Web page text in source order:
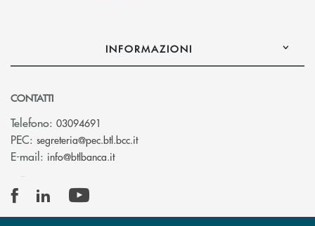
INFORMAZIONI
CONTATTI
Telefono: 03094691
PEC: segreteria@pec.btl.bcc.it(si apre l’app di posta elettronica)
E-mail: info@btlbanca.it(si apre l’app di posta elettronica)